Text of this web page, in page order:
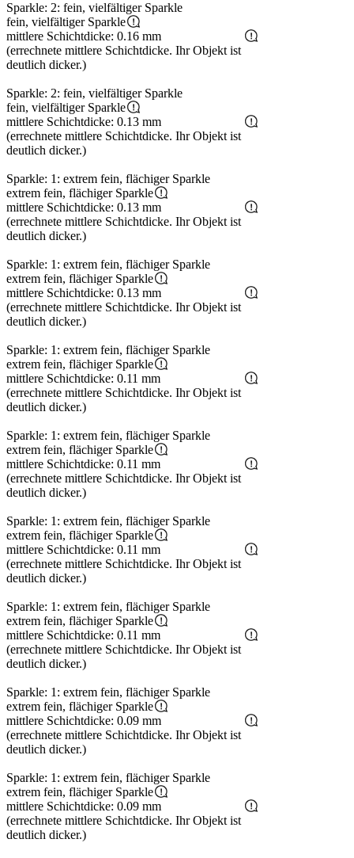
Sparkle: 2: fein, vielfältiger Sparkle
fein, vielfältiger Sparkle
mittlere Schichtdicke: 0.16 mm
(errechnete mittlere Schichtdicke. Ihr Objekt ist
deutlich dicker.)
Sparkle: 2: fein, vielfältiger Sparkle
fein, vielfältiger Sparkle
mittlere Schichtdicke: 0.13 mm
(errechnete mittlere Schichtdicke. Ihr Objekt ist
deutlich dicker.)
Sparkle: 1: extrem fein, flächiger Sparkle
extrem fein, flächiger Sparkle
mittlere Schichtdicke: 0.13 mm
(errechnete mittlere Schichtdicke. Ihr Objekt ist
deutlich dicker.)
Sparkle: 1: extrem fein, flächiger Sparkle
extrem fein, flächiger Sparkle
mittlere Schichtdicke: 0.13 mm
(errechnete mittlere Schichtdicke. Ihr Objekt ist
deutlich dicker.)
Sparkle: 1: extrem fein, flächiger Sparkle
extrem fein, flächiger Sparkle
mittlere Schichtdicke: 0.11 mm
(errechnete mittlere Schichtdicke. Ihr Objekt ist
deutlich dicker.)
Sparkle: 1: extrem fein, flächiger Sparkle
extrem fein, flächiger Sparkle
mittlere Schichtdicke: 0.11 mm
(errechnete mittlere Schichtdicke. Ihr Objekt ist
deutlich dicker.)
Sparkle: 1: extrem fein, flächiger Sparkle
extrem fein, flächiger Sparkle
mittlere Schichtdicke: 0.11 mm
(errechnete mittlere Schichtdicke. Ihr Objekt ist
deutlich dicker.)
Sparkle: 1: extrem fein, flächiger Sparkle
extrem fein, flächiger Sparkle
mittlere Schichtdicke: 0.11 mm
(errechnete mittlere Schichtdicke. Ihr Objekt ist
deutlich dicker.)
Sparkle: 1: extrem fein, flächiger Sparkle
extrem fein, flächiger Sparkle
mittlere Schichtdicke: 0.09 mm
(errechnete mittlere Schichtdicke. Ihr Objekt ist
deutlich dicker.)
Sparkle: 1: extrem fein, flächiger Sparkle
extrem fein, flächiger Sparkle
mittlere Schichtdicke: 0.09 mm
(errechnete mittlere Schichtdicke. Ihr Objekt ist
deutlich dicker.)